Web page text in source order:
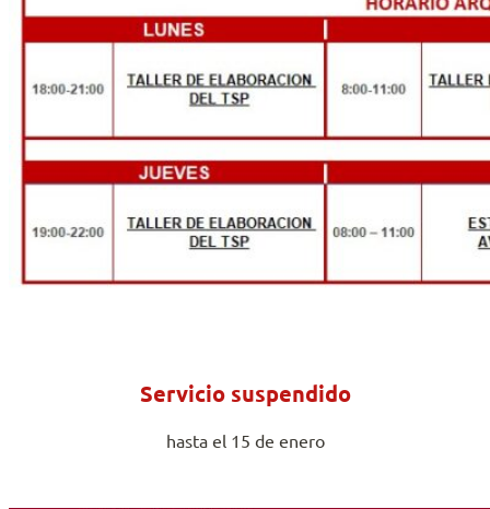
Servicio suspendido
hasta el 15 de enero